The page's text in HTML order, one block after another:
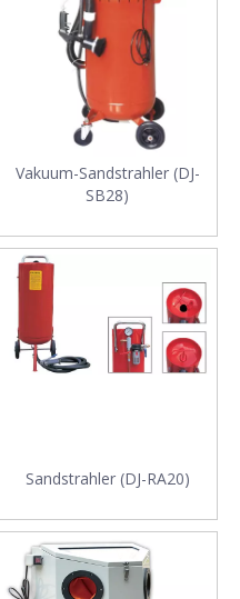
Vakuum-Sandstrahler (DJ-
SB28)
Sandstrahler (DJ-RA20)